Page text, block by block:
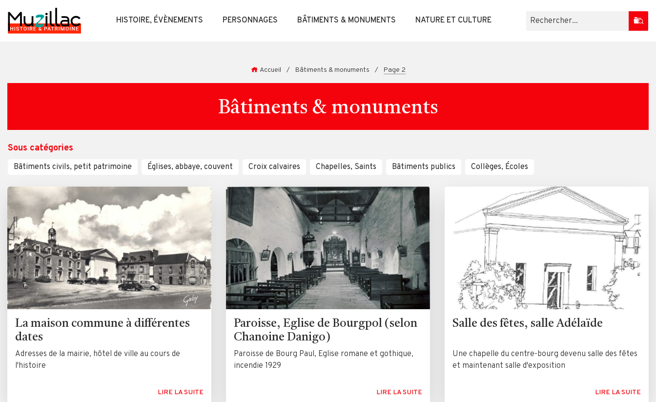
HISTOIRE, ÉVÈNEMENTS PERSONNAGES BÂTIMENTS & MONUMENTS NATURE ET CULTURE
Accueil / Bâtiments & monuments / Page 2
Bâtiments & monuments
Sous catégories
Bâtiments civils, petit patrimoine Églises, abbaye, couvent Croix calvaires Chapelles, Saints Bâtiments publics Collèges, Écoles
La maison commune à différentes
dates
Adresses de la mairie, hôtel de ville au cours de
l'histoire
LIRE LA SUITE
Paroisse, Eglise de Bourgpol (selon
Chanoine Danigo)
Paroisse de Bourg Paul, Eglise romane et gothique,
incendie 1929
LIRE LA SUITE
Salle des fêtes, salle Adélaïde
Une chapelle du centre-bourg devenu salle des fêtes
et maintenant salle d'exposition
LIRE LA SUITE